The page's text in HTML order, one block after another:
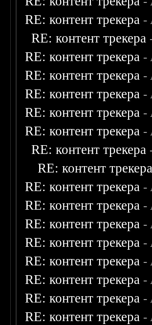
RE: контент трекера -
RE: контент трекера
RE: контент трекера -
RE: контент трекера -
RE: контент трекера -
RE: контент трекера -
RE: контент трекера -
RE: контент трекера
RE: контент трекера
RE: контент трекера -
RE: контент трекера -
RE: контент трекера -
RE: контент трекера -
RE: контент трекера -
RE: контент трекера -
RE: контент трекера -
RE: контент трекера -